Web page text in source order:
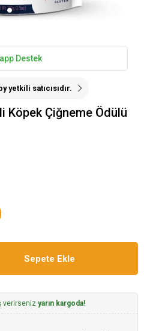
Destek
yetkili satıcısıdır.
Köpek Çiğneme Ödülü
verirseniz yarın kargoda!